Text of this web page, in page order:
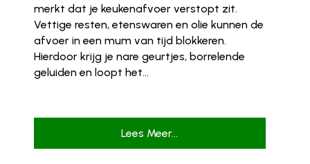
merkt dat je keukenafvoer verstopt zit.
Vettige resten, etenswaren en olie kunnen de
afvoer in een mum van tijd blokkeren.
Hierdoor krijg je nare geurtjes, borrelende
geluiden en loopt het...
Lees Meer...